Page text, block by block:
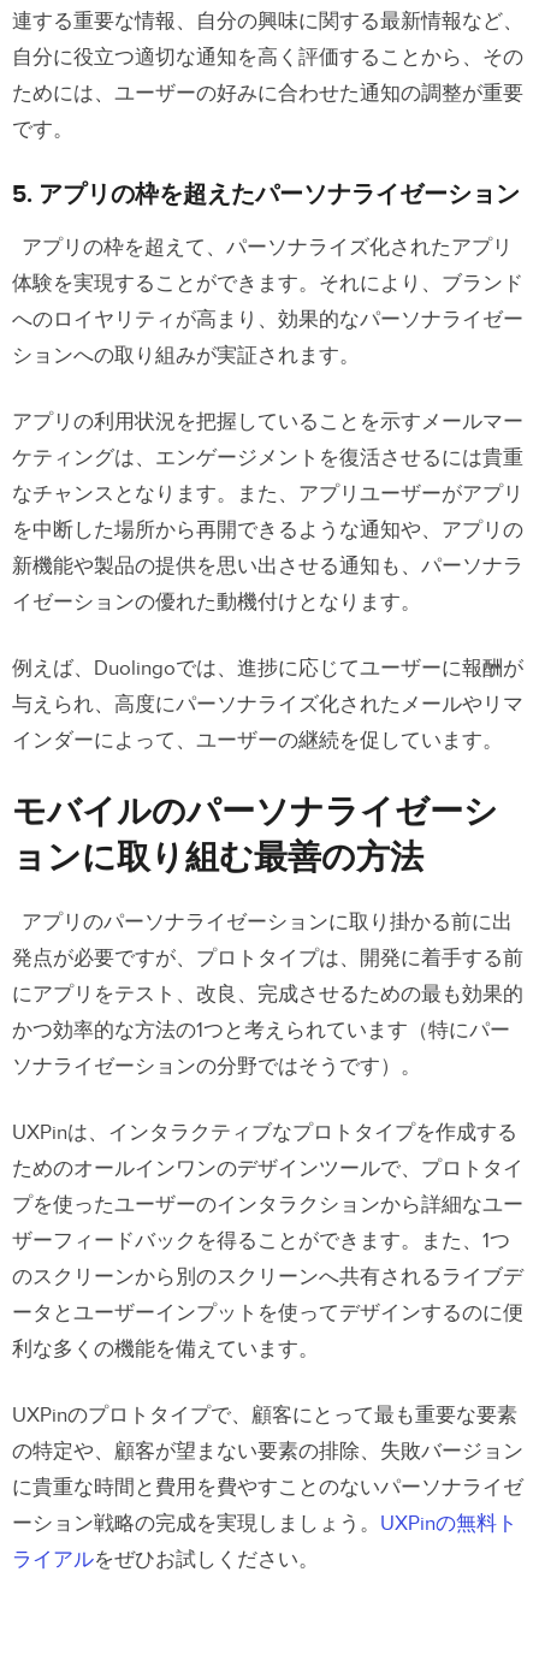
連する重要な情報、自分の興味に関する最新情報など、
自分に役立つ適切な通知を高く評価することから、その
ためには、ユーザーの好みに合わせた通知の調整が重要
です。
5. アプリの枠を超えたパーソナライゼーション
アプリの枠を超えて、パーソナライズ化されたアプリ
体験を実現することができます。それにより、ブランド
へのロイヤリティが高まり、効果的なパーソナライゼー
ションへの取り組みが実証されます。
アプリの利用状況を把握していることを示すメールマー
ケティングは、エンゲージメントを復活させるには貴重
なチャンスとなります。また、アプリユーザーがアプリ
を中断した場所から再開できるような通知や、アプリの
新機能や製品の提供を思い出させる通知も、パーソナラ
イゼーションの優れた動機付けとなります。
例えば、Duolingoでは、進捗に応じてユーザーに報酬が
与えられ、高度にパーソナライズ化されたメールやリマ
インダーによって、ユーザーの継続を促しています。
モバイルのパーソナライゼーシ
ョンに取り組む最善の方法
アプリのパーソナライゼーションに取り掛かる前に出
発点が必要ですが、プロトタイプは、開発に着手する前
にアプリをテスト、改良、完成させるための最も効果的
かつ効率的な方法の1つと考えられています（特にパー
ソナライゼーションの分野ではそうです）。
UXPinは、インタラクティブなプロトタイプを作成する
ためのオールインワンのデザインツールで、プロトタイ
プを使ったユーザーのインタラクションから詳細なユー
ザーフィードバックを得ることができます。また、1つ
のスクリーンから別のスクリーンへ共有されるライブデ
ータとユーザーインプットを使ってデザインするのに便
利な多くの機能を備えています。
UXPinのプロトタイプで、顧客にとって最も重要な要素
の特定や、顧客が望まない要素の排除、失敗バージョン
に貴重な時間と費用を費やすことのないパーソナライゼ
ーション戦略の完成を実現しましょう。 UXPinの無料ト
ライアルをぜひお試しください。